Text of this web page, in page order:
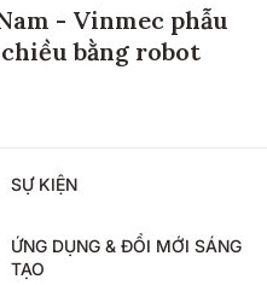
- Vinmec phẫu
bằng robot
SỰ KIỆN
ỨNG DỤNG & ĐỔI MỚI SÁNG
TẠO